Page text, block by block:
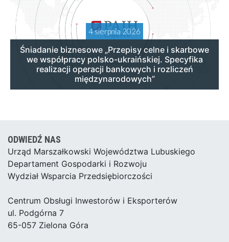
4 sierpnia 2026
Śniadanie biznesowe „Przepisy celne i skarbowe
we współpracy polsko-ukraińskiej. Specyfika
realizacji operacji bankowych i rozliczeń
międzynarodowych”
ODWIEDŹ NAS
Urząd Marszałkowski Województwa Lubuskiego
Departament Gospodarki i Rozwoju
Wydział Wsparcia Przedsiębiorczości
Centrum Obsługi Inwestorów i Eksporterów
ul. Podgórna 7
65-057 Zielona Góra